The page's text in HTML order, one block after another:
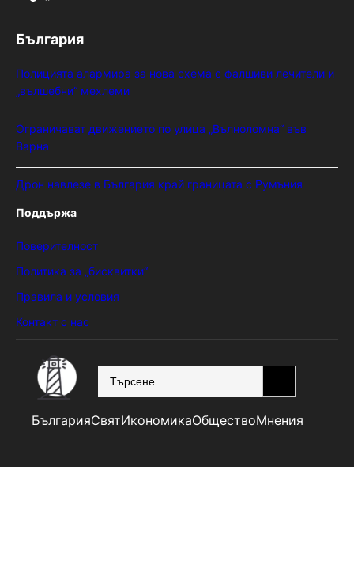
България
Полицията алармира за нова схема с фалшиви лечители и
„вълшебни“ мехлеми
Ограничават движението по улица „Вълноломна“ във
Варна
Дрон навлезе в България край границата с Румъния
Поддържа
Поверителност
Политика за „бисквитки“
Правила и условия
Контакт с нас
БългарияСвятИкономикаОбществоМнения